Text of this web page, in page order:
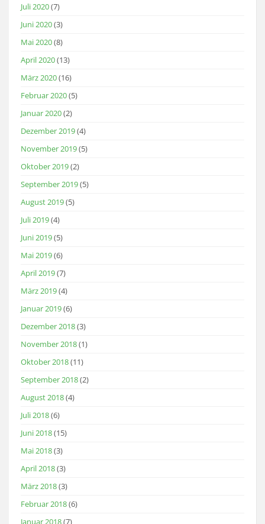
Juli 2020(7)
Juni 2020(3)
Mai 2020(8)
April 2020(13)
März 2020(16)
Februar 2020(5)
Januar 2020(2)
Dezember 2019(4)
November 2019(5)
Oktober 2019(2)
September 2019(5)
August 2019(5)
Juli 2019(4)
Juni 2019(5)
Mai 2019(6)
April 2019(7)
März 2019(4)
Januar 2019(6)
Dezember 2018(3)
November 2018(1)
Oktober 2018(11)
September 2018(2)
August 2018(4)
Juli 2018(6)
Juni 2018(15)
Mai 2018(3)
April 2018(3)
März 2018(3)
Februar 2018(6)
Januar 2018(7)